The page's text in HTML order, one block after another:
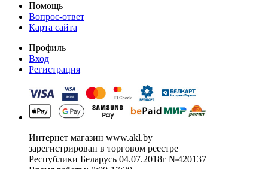
Помощь
Вопрос-ответ
Карта сайта
Профиль
Вход
Регистрация
Интернет магазин www.akl.by
зарегистрирован в торговом реестре
Республики Беларусь 04.07.2018г №420137